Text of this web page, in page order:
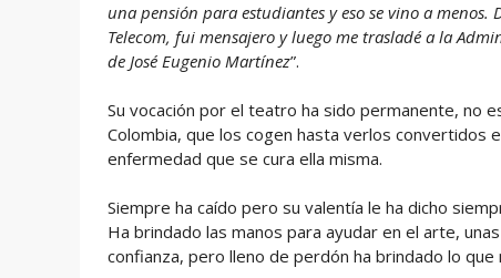
una pensión para estudiantes y eso se vino a
Telecom, fui mensajero y luego me trasladé a la
de José Eugenio Martínez”.
Su vocación por el teatro ha sido permanente, no
Colombia, que los cogen hasta verlos convertidos
enfermedad que se cura ella misma.
Siempre ha caído pero su valentía le ha dicho
Ha brindado las manos para ayudar en el arte,
confianza, pero lleno de perdón ha brindado lo que